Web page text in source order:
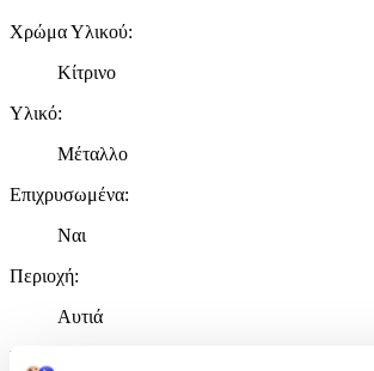
Χρώμα Υλικού:
Κίτρινο
Υλικό:
Μέταλλο
Επιχρυσωμένα:
Ναι
Περιοχή:
Αυτιά
Σετ